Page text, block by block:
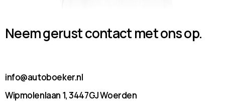
Neem gerust contact met ons op.
info@autoboeker.nl
Wipmolenlaan 1, 3447GJ Woerden